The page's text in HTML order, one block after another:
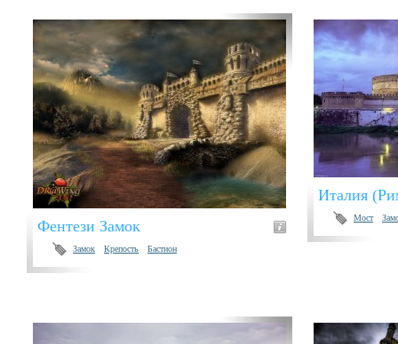
Фентези Замок
Замок Крепость Бастион
Италия
Мост